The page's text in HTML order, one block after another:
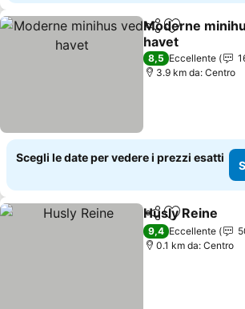
CondividiAggiungi ai
Moderne
havet
8,5 Eccellente
3.9 km da: Centro
Scegli le date per vedere i prezzi esatti
CondividiAggiungi ai
Husly Reine
9,4 Eccellente
0.1 km da: Centro